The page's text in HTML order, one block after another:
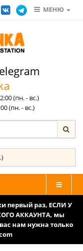
МЕНЮ
(пн. - вс.)
(пн. - вс.)
первый раз, ЕСЛИ У
АККАУНТА, мы
нам нужна только